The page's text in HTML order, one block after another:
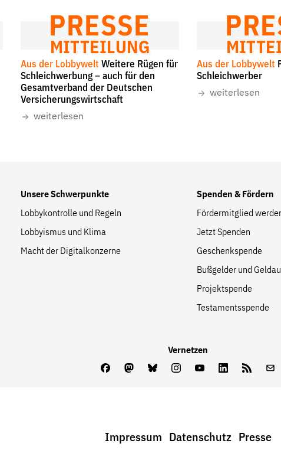
PRESSE
MITTEILUNG
Aus der Lobbywelt Weitere Rügen für
Schleichwerbung – auch für den
Gesamtverband der Deutschen
Versicherungswirtschaft
weiterlesen
Aus der Lobbywelt
Schleichwerber
weiterlesen
Unsere Schwerpunkte
Lobbykontrolle und Regeln
Lobbyismus und Klima
Macht der Digitalkonzerne
Spenden & Fördern
Fördermitglied
Jetzt Spenden
Geschenkspende
Bußgelder und
Projektspende
Testamentsspende
Vernetzen
FacebookMastodon
BlueskyInstagram
YoutubeLinkedInFeed
Impressum Datenschutz Presse